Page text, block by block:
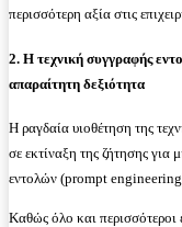
περισσότερη αξία στις
2. Η τεχνική συγγραφής
απαραίτητη δεξιότητα
Η ραγδαία υιοθέτηση της
σε εκτίναξη της ζήτησης για
εντολών (prompt
Καθώς όλο και